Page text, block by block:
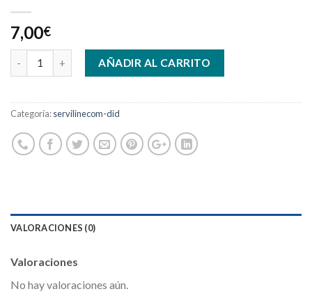
7,00€
AÑADIR AL CARRITO
Categoría:servilinecom-did
VALORACIONES (0)
Valoraciones
No hay valoraciones aún.